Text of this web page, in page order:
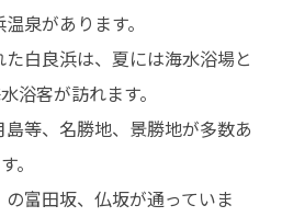
泉があります。
白良浜は、夏には海水浴場と
浴客が訪れます。
等、名勝地、景勝地が多数あ
。
富田坂、仏坂が通っていま